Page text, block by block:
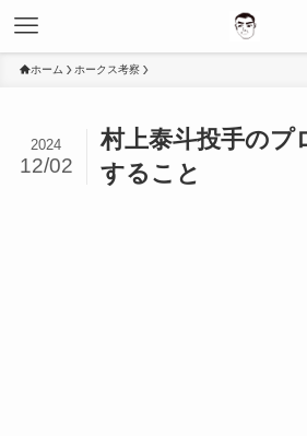
ホーム ホークス考察
村上泰斗投手のプ
すること
2024
12/02